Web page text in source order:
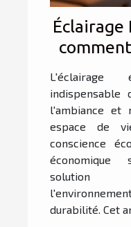
Éclairage
indispensable
l'ambiance et
espace de
conscience
économique
solution
durabilité. Cet